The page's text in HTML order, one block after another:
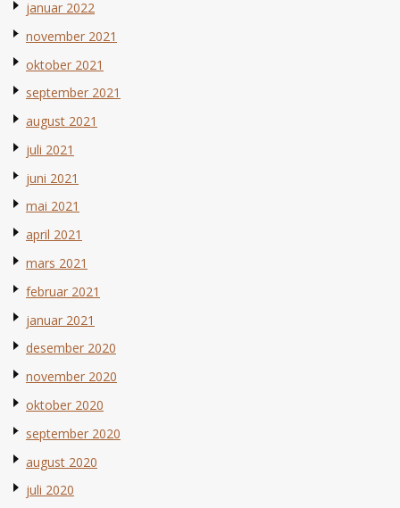
januar 2022
november 2021
oktober 2021
september 2021
august 2021
juli 2021
juni 2021
mai 2021
april 2021
mars 2021
februar 2021
januar 2021
desember 2020
november 2020
oktober 2020
september 2020
august 2020
juli 2020